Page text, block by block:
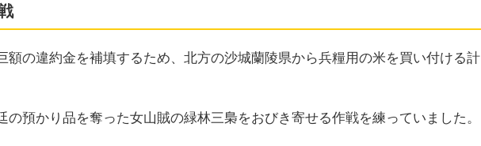
額の違約金を補填するため、北方の沙城蘭陵県から兵糧用の米を買い付ける計
の預かり品を奪った女山賊の緑林三梟をおびき寄せる作戦を練っていました。